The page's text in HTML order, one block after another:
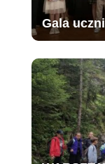
Gala